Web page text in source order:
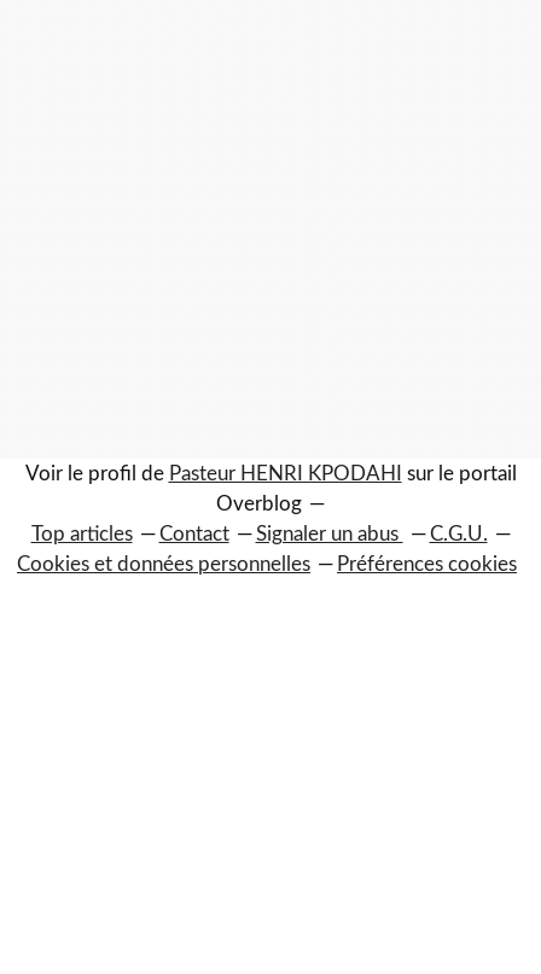
Voir le profil de Pasteur HENRI KPODAHI
sur le portail
Overblog
Top articles
Contact Signaler un abus
C.G.U.
Cookies et données personnelles
Préférences cookies